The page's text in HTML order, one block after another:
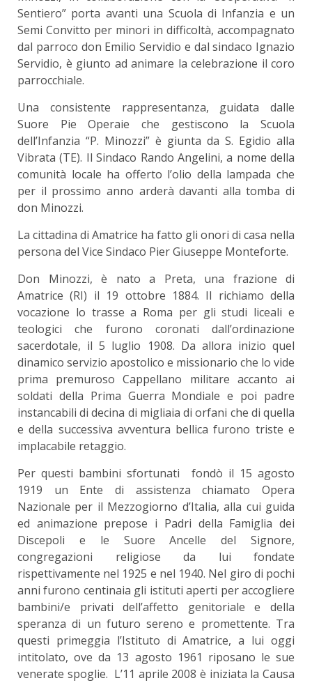
Sentiero” porta avanti una Scuola di Infanzia e un
Semi Convitto per minori in difficoltà, accompagnato
dal parroco don Emilio Servidio e dal sindaco Ignazio
Servidio, è giunto ad animare la celebrazione il coro
parrocchiale.
Una consistente rappresentanza, guidata dalle
Suore Pie Operaie che gestiscono la Scuola
dell’Infanzia “P. Minozzi” è giunta da S. Egidio alla
Vibrata (TE). Il Sindaco Rando Angelini, a nome della
comunità locale ha offerto l’olio della lampada che
per il prossimo anno arderà davanti alla tomba di
don Minozzi.
La cittadina di Amatrice ha fatto gli onori di casa nella
persona del Vice Sindaco Pier Giuseppe Monteforte.
Don Minozzi, è nato a Preta, una frazione di
Amatrice (RI) il 19 ottobre 1884. Il richiamo della
vocazione lo trasse a Roma per gli studi liceali e
teologici che furono coronati dall’ordinazione
sacerdotale, il 5 luglio 1908. Da allora inizio quel
dinamico servizio apostolico e missionario che lo vide
prima premuroso Cappellano militare accanto ai
soldati della Prima Guerra Mondiale e poi padre
instancabili di decina di migliaia di orfani che di quella
e della successiva avventura bellica furono triste e
implacabile retaggio.
Per questi bambini sfortunati fondò il 15 agosto
1919 un Ente di assistenza chiamato Opera
Nazionale per il Mezzogiorno d’Italia, alla cui guida
ed animazione prepose i Padri della Famiglia dei
Discepoli e le Suore Ancelle del Signore,
congregazioni religiose da lui fondate
rispettivamente nel 1925 e nel 1940. Nel giro di pochi
anni furono centinaia gli istituti aperti per accogliere
bambini/e privati dell’affetto genitoriale e della
speranza di un futuro sereno e promettente. Tra
questi primeggia l’Istituto di Amatrice, a lui oggi
intitolato, ove da 13 agosto 1961 riposano le sue
venerate spoglie. L’11 aprile 2008 è iniziata la Causa